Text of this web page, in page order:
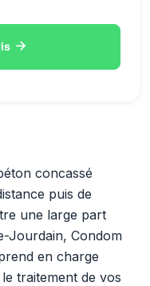
concassé
puis de
une large part
Jourdain, Condom
en charge
traitement de vos
